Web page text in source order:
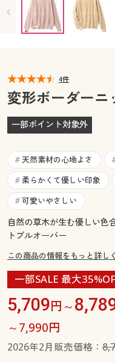
カタログ無料プレゼ
マイページ
閲覧履歴
お気に入り
サポート
ご利用ガイド
会員メニュー
閲覧履歴
ご利用ガイド
よくある質問とお問い
4件
変形ボーダーニ
一部ポイント対象外
# 天然素材の心地よさ
# 柔らかくて優しい印象
# 可愛いやさしい
自然の草木が生む優しい色
トプルオーバー
この商品の情報をもっと詳し
一部SALE 最大
5,709円～
～7,990円
2026年2月販売価格：